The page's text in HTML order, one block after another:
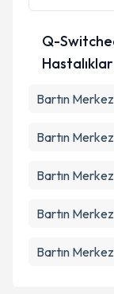
Q-
Hastalıklar
Bartın Merkez
Bartın Merkez
Bartın
Bartın
Bartın